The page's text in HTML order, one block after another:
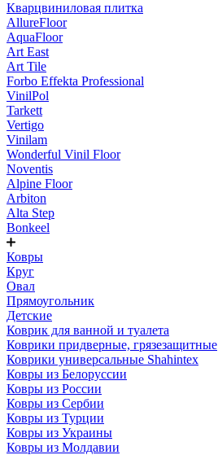
Кварцвиниловая плитка
AllureFloor
AquaFloor
Art East
Art Tile
Forbo Effekta Professional
VinilPol
Tarkett
Vertigo
Vinilam
Wonderful Vinil Floor
Noventis
Alpine Floor
Arbiton
Alta Step
Bonkeel
Ковры
Круг
Овал
Прямоугольник
Детские
Коврик для ванной и туалета
Коврики придверные, грязезащитные
Коврики универсальные Shahintex
Ковры из Белоруссии
Ковры из России
Ковры из Сербии
Ковры из Турции
Ковры из Украины
Ковры из Молдавии